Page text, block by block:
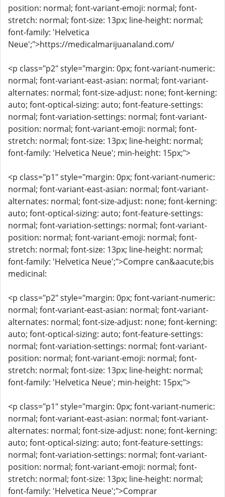
position: normal; font-variant-emoji: normal; font-
stretch: normal; font-size: 13px; line-height: normal;
font-family: 'Helvetica
Neue';">https://medicalmarijuanaland.com/
<p class="p2" style="margin: 0px; font-variant-numeric:
normal; font-variant-east-asian: normal; font-variant-
alternates: normal; font-size-adjust: none; font-kerning:
auto; font-optical-sizing: auto; font-feature-settings:
normal; font-variation-settings: normal; font-variant-
position: normal; font-variant-emoji: normal; font-
stretch: normal; font-size: 13px; line-height: normal;
font-family: 'Helvetica Neue'; min-height: 15px;">
<p class="p1" style="margin: 0px; font-variant-numeric:
normal; font-variant-east-asian: normal; font-variant-
alternates: normal; font-size-adjust: none; font-kerning:
auto; font-optical-sizing: auto; font-feature-settings:
normal; font-variation-settings: normal; font-variant-
position: normal; font-variant-emoji: normal; font-
stretch: normal; font-size: 13px; line-height: normal;
font-family: 'Helvetica Neue';">Compre can&aacute;bis
medicinal:
<p class="p2" style="margin: 0px; font-variant-numeric:
normal; font-variant-east-asian: normal; font-variant-
alternates: normal; font-size-adjust: none; font-kerning:
auto; font-optical-sizing: auto; font-feature-settings:
normal; font-variation-settings: normal; font-variant-
position: normal; font-variant-emoji: normal; font-
stretch: normal; font-size: 13px; line-height: normal;
font-family: 'Helvetica Neue'; min-height: 15px;">
<p class="p1" style="margin: 0px; font-variant-numeric:
normal; font-variant-east-asian: normal; font-variant-
alternates: normal; font-size-adjust: none; font-kerning:
auto; font-optical-sizing: auto; font-feature-settings:
normal; font-variation-settings: normal; font-variant-
position: normal; font-variant-emoji: normal; font-
stretch: normal; font-size: 13px; line-height: normal;
font-family: 'Helvetica Neue';">Comprar